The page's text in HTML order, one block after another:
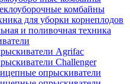
комбайны
для уборки корнеплодов
и поливочная техника
Agrifac
Challenger
опрыскиватели